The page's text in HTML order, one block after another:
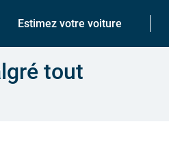
Estimez votre voiture
tout